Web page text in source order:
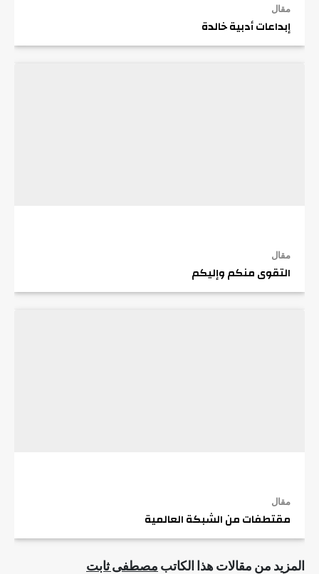
مقال
إبداعات أدبية خالدة
مقال
التقوى منكم وإليكم
مقال
مقتطفات من الشبكة العالمية
المزيد من مقالات هذا الكاتب مصطفى ثابت